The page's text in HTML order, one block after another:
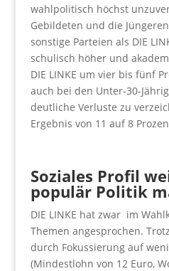
wahlpolitisch höchst
Gebildeten und die
sonstige Parteien als DIE
schulisch höher und
DIE LINKE um vier bis fünf
auch bei den Unter-30-
deutliche Verluste zu
Ergebnis von 11 auf 8
Soziales Profil
populär Politik
DIE LINKE hat zwar im
Themen angesprochen.
durch Fokussierung auf
(Mindestlohn von 12 Euro,